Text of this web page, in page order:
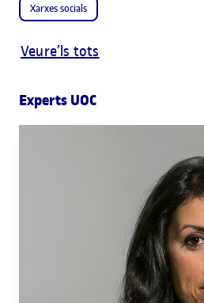
Xarxes socials
Veure’ls tots
Experts UOC